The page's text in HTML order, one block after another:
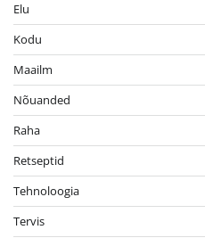
Elu
Kodu
Maailm
Nõuanded
Raha
Retseptid
Tehnoloogia
Tervis